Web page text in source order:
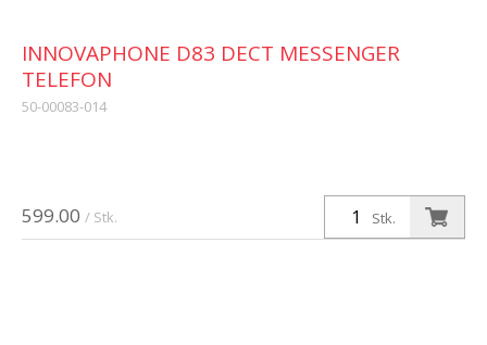
599.00 / Stk. Stk.
INNOVAPHONE D83 DECT MESSENGER
TELEFON
50-00083-014